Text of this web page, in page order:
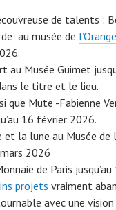
de talents :
au musée de
au Musée Guimet
le titre et le lieu.
que Mute -Fabienne
16 février 2026.
et la lune au Musée de
2026
de Paris jusqu’au
projets vraiment
avec une vision